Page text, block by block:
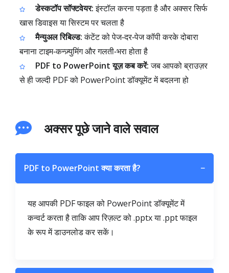
डेस्कटॉप सॉफ्टवेयर:इंस्टॉल करना पड़ता है और अक्सर सिर्फ
खास डिवाइस या सिस्टम पर चलता है
मैन्युअल रिबिल्ड:कंटेंट को पेज‑दर‑पेज कॉपी करके दोबारा
बनाना टाइम‑कन्ज़्युमिंग और गलती‑भरा होता है
PDF to PowerPoint यूज़ कब करें:जब आपको ब्राउज़र
से ही जल्दी PDF को PowerPoint डॉक्यूमेंट में बदलना हो
अक्सर पूछे जाने वाले सवाल
PDF to PowerPoint क्या करता है? −
यह आपकी PDF फाइल को PowerPoint डॉक्यूमेंट में
कन्वर्ट करता है ताकि आप रिज़ल्ट को .pptx या .ppt फाइल
के रूप में डाउनलोड कर सकें।